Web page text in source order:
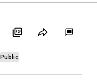
Public